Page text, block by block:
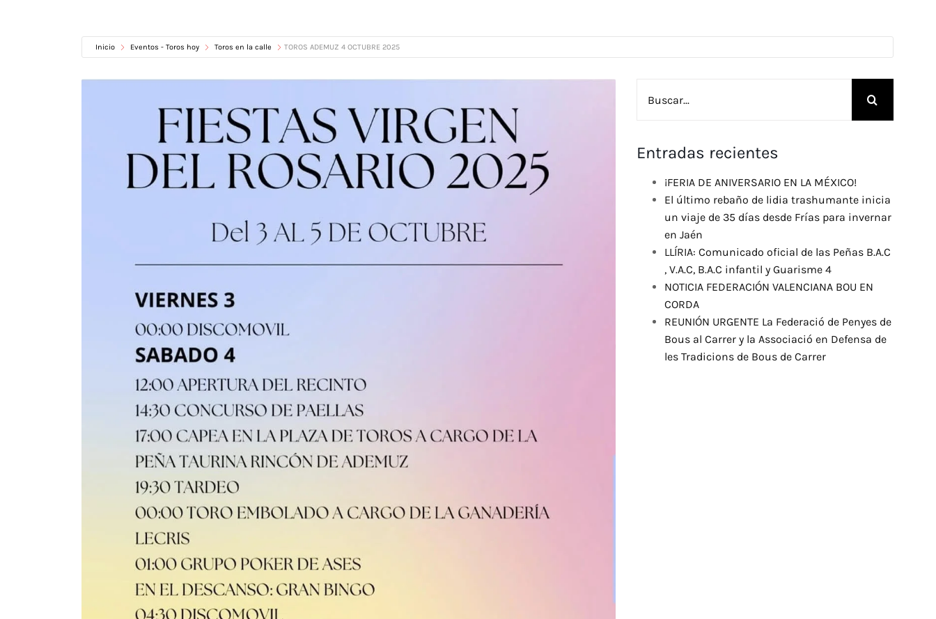
Inicio Eventos - Toros hoy Toros en la calle TOROS ADEMUZ 4 OCTUBRE 2025
Entradas recientes
¡FERIA DE ANIVERSARIO EN LA MÉXICO!
El último rebaño de lidia trashumante inicia
un viaje de 35 días desde Frías para invernar
en Jaén
LLÍRIA: Comunicado oficial de las Peñas B.A.C
, V.A.C, B.A.C infantil y Guarisme 4
NOTICIA FEDERACIÓN VALENCIANA BOU EN
CORDA
REUNIÓN URGENTE La Federació de Penyes de
Bous al Carrer y la Associació en Defensa de
les Tradicions de Bous de Carrer